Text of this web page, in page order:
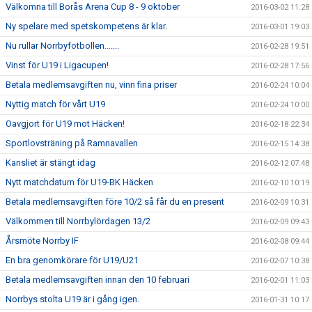
Välkomna till Borås Arena Cup 8 - 9 oktober 2016-03-02 11:28
Ny spelare med spetskompetens är klar. 2016-03-01 19:03
Nu rullar Norrbyfotbollen....... 2016-02-28 19:51
Vinst för U19 i Ligacupen! 2016-02-28 17:56
Betala medlemsavgiften nu, vinn fina priser 2016-02-24 10:04
Nyttig match för vårt U19 2016-02-24 10:00
Oavgjort för U19 mot Häcken! 2016-02-18 22:34
Sportlovsträning på Ramnavallen 2016-02-15 14:38
Kansliet är stängt idag 2016-02-12 07:48
Nytt matchdatum för U19-BK Häcken 2016-02-10 10:19
Betala medlemsavgiften före 10/2 så får du en present 2016-02-09 10:31
Välkommen till Norrbylördagen 13/2 2016-02-09 09:43
Årsmöte Norrby IF 2016-02-08 09:44
En bra genomkörare för U19/U21 2016-02-07 10:38
Betala medlemsavgiften innan den 10 februari 2016-02-01 11:03
Norrbys stolta U19 är i gång igen. 2016-01-31 10:17